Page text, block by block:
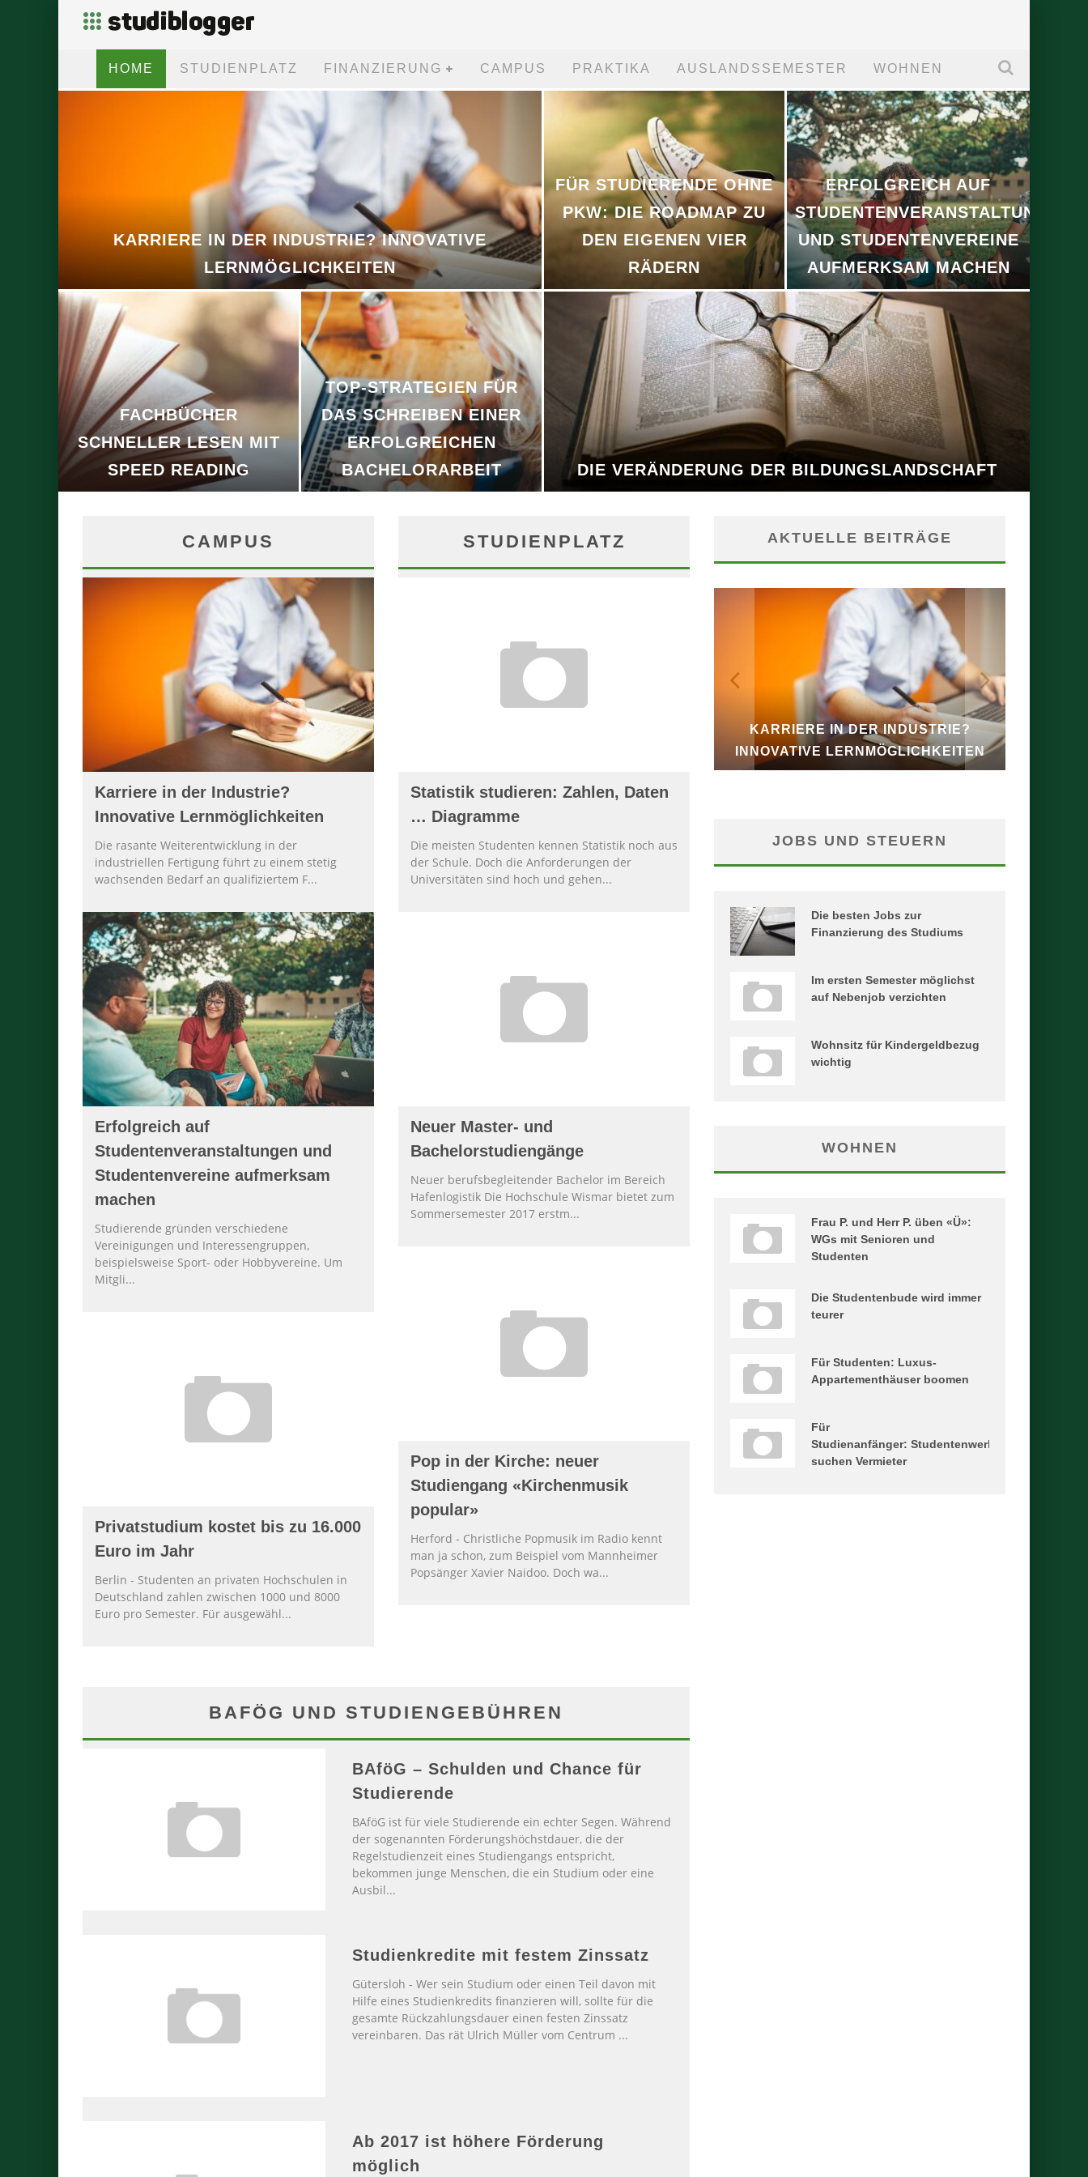
HOME STUDIENPLATZ FINANZIERUNG CAMPUS PRAKTIKA AUSLANDSSEMESTER WOHNEN
KARRIERE IN DER INDUSTRIE? INNOVATIVE
LERNMÖGLICHKEITEN
FÜR STUDIERENDE OHNE
PKW: DIE ROADMAP ZU
DEN EIGENEN VIER
RÄDERN
ERFOLGREICH AUF
STUDENTENVERANSTALTUNGEN
UND STUDENTENVEREINE
AUFMERKSAM MACHEN
FACHBÜCHER
SCHNELLER LESEN MIT
SPEED READING
TOP-STRATEGIEN FÜR
DAS SCHREIBEN EINER
ERFOLGREICHEN
BACHELORARBEIT
DIE VERÄNDERUNG DER BILDUNGSLANDSCHAFT
CAMPUS
Karriere in der Industrie?
Innovative Lernmöglichkeiten
Die rasante Weiterentwicklung in der
industriellen Fertigung führt zu einem stetig
wachsenden Bedarf an qualifiziertem F...
Erfolgreich auf
Studentenveranstaltungen und
Studentenvereine aufmerksam
machen
Studierende gründen verschiedene
Vereinigungen und Interessengruppen,
beispielsweise Sport- oder Hobbyvereine. Um
Mitgli...
Privatstudium kostet bis zu 16.000
Euro im Jahr
Berlin - Studenten an privaten Hochschulen in
Deutschland zahlen zwischen 1000 und 8000
Euro pro Semester. Für ausgewähl...
STUDIENPLATZ
Statistik studieren: Zahlen, Daten
… Diagramme
Die meisten Studenten kennen Statistik noch aus
der Schule. Doch die Anforderungen der
Universitäten sind hoch und gehen...
Neuer Master- und
Bachelorstudiengänge
Neuer berufsbegleitender Bachelor im Bereich
Hafenlogistik Die Hochschule Wismar bietet zum
Sommersemester 2017 erstm...
Pop in der Kirche: neuer
Studiengang «Kirchenmusik
popular»
Herford - Christliche Popmusik im Radio kennt
man ja schon, zum Beispiel vom Mannheimer
Popsänger Xavier Naidoo. Doch wa...
BAFÖG UND STUDIENGEBÜHREN
BAföG – Schulden und Chance für
Studierende
BAföG ist für viele Studierende ein echter Segen. Während
der sogenannten Förderungshöchstdauer, die der
Regelstudienzeit eines Studiengangs entspricht,
bekommen junge Menschen, die ein Studium oder eine
Ausbil...
Studienkredite mit festem Zinssatz
Gütersloh - Wer sein Studium oder einen Teil davon mit
Hilfe eines Studienkredits finanzieren will, sollte für die
gesamte Rückzahlungsdauer einen festen Zinssatz
vereinbaren. Das rät Ulrich Müller vom Centrum ...
Ab 2017 ist höhere Förderung
möglich
AKTUELLE BEITRÄGE
TOP-STRATEGIEN FÜR DAS
KARRIERE IN DER INDUSTRIE?
INNOVATIVE LERNMÖGLICHKEITEN
JOBS UND STEUERN
Die besten Jobs zur
Finanzierung des Studiums
Im ersten Semester möglichst
auf Nebenjob verzichten
Wohnsitz für Kindergeldbezug
wichtig
WOHNEN
Frau P. und Herr P. üben «Ü»:
WGs mit Senioren und
Studenten
Die Studentenbude wird immer
teurer
Für Studenten: Luxus-
Appartementhäuser boomen
Für
Studienanfänger: Studentenwerke
suchen Vermieter